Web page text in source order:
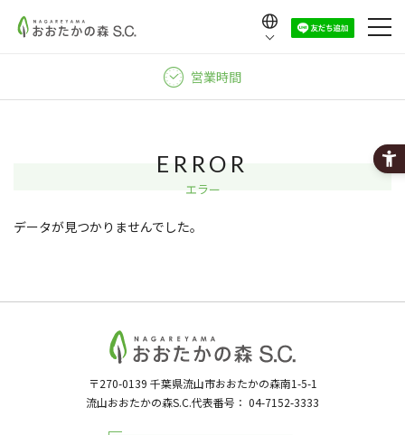
한국어
営業時間
ERROR
エラー
データが見つかりませんでした。
〒270-0139 千葉県流山市おおたかの森南1-5-1
流山おおたかの森S.C.代表番号： 04-7152-3333